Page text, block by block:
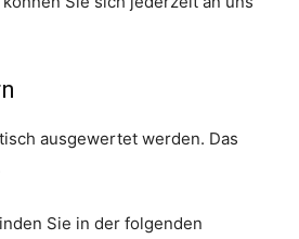
ausgewertet werden. Das
Sie in der folgenden